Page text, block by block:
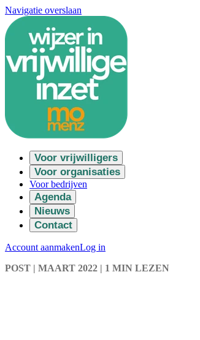
Navigatie overslaan
Voor vrijwilligers
Voor organisaties
Voor bedrijven
Agenda
Nieuws
Contact
Account aanmakenLog in
POST | MAART 2022 | 1 MIN LEZEN